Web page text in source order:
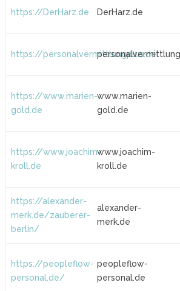
https://DerHarz.de DerHarz.de
https://personalvermittlungplus.de
https://www.marien-
gold.de
www.marien-
gold.de
https://www.joachim-
kroll.de
www.joachim-
kroll.de
https://alexander-
merk.de/zauberer-
berlin/
alexander-
merk.de
https://peopleflow-
personal.de/
peopleflow-
personal.de